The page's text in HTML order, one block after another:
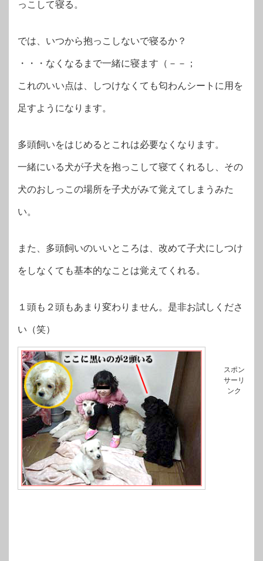
っこして寝る。
では、いつから抱っこしないで寝るか？
・・・なくなるまで一緒に寝ます（－－；
これのいい点は、しつけなくても匂わんシートに用を
足すようになります。
多頭飼いをはじめるとこれは必要なくなります。
一緒にいる犬が子犬を抱っこして寝てくれるし、その
犬のおしっこの場所を子犬がみて覚えてしまうみた
い。
また、多頭飼いのいいところは、改めて子犬にしつけ
をしなくても基本的なことは覚えてくれる。
１頭も２頭もあまり変わりません。是非お試しくださ
い（笑）
スポン
サーリ
ンク